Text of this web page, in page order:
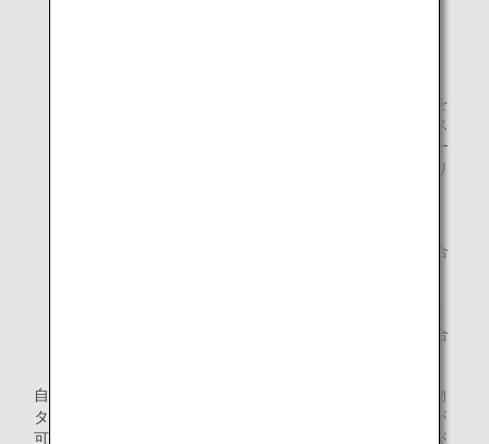
危険なもの、壊れやすいもの、または基準外の手荷物を
お預けのお客様。さらに、ゴルフバッグ、スキー板、ス
ノーボード、サーフボード、ペット、折たたみ式ベビー
カー、傘または三脚は、自動チェックイン機ではお取り
い場合もあります。詳細はANAの地上係員までお問い合
場合、最終目的地までの手荷物タグが発行されない場合
自動チェックイン機で手荷物タグを発行した場合は、手荷物
タグを添付した後、自動手荷物預け機にて手荷物のお預けが
可能です。（空港により機器仕様、操作方法が異なる場合が